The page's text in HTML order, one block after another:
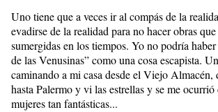
Uno tiene que a veces ir al compás de la
evadirse de la realidad para no hacer obras
sumergidas en los tiempos. Yo no podría
de las Venusinas” como una cosa escapista.
caminando a mi casa desde el Viejo Almacén,
hasta Palermo y vi las estrellas y se me ocurrió
mujeres tan fantásticas...